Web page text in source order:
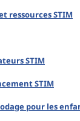
ressources STIM
STIM
STIM
pour les